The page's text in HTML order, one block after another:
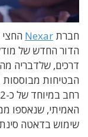
חברת Nexar
הדור החדש של
דרכים, שלדבריה
האמיתי, שנאספו
שימוש בדאטה